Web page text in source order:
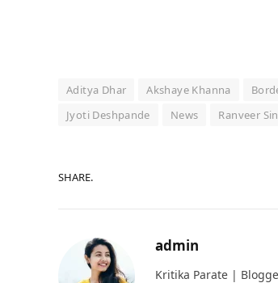
Aditya Dhar Akshaye Khanna
Jyoti Deshpande
News Ranveer
SHARE.
admin
Kritika Parate |